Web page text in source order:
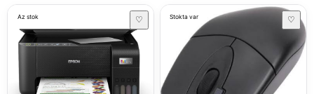
Az stok ♡ Stokta var ♡